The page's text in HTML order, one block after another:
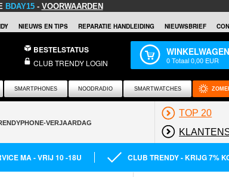
BDAY15- VOORWAARDEN
NIEUWS EN TIPS REPARATIE HANDLEIDING NIEUWSBRIEF
BESTELSTATUS
CLUB TRENDY LOGIN
WINKELWAGEN
0Totaal0,00 EUR
SMARTPHONES NOODRADIO SMARTWATCHES
TOP 20
MA - VRIJ 10 -18U CLUB TRENDY - KRIJG 7%